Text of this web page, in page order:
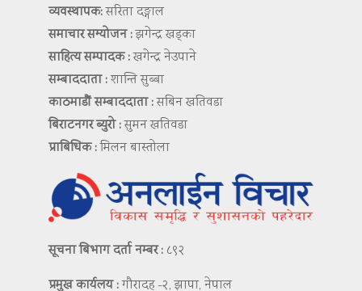
व्यवस्थापक:सरिता दङ्गाल
समाचार सम्योजन :झगेन्द्र खड्का
साहित्य सम्पादक :खगेन्द्र नेउपाने
सम्बाददाता :शान्ति सुब्बा
काठमाडौं सम्बाददाता :सबिन खतिवडा
बिराटनगर ब्युरो :सुमन खतिवडा
प्राबिधिक :मिलन बास्तोला
सूचना बिभाग दर्ता नम्बर : ८९२
प्रमुख कार्यलय :गौरादह -२, झापा, नेपाल